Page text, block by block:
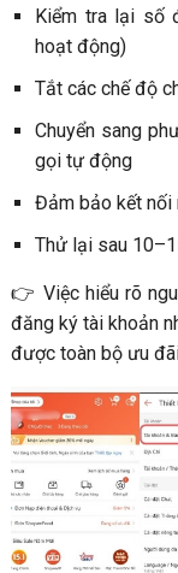
Kiểm tra lại số
hoạt động)
Tắt các chế độ
Chuyển sang
gọi tự động
Đảm bảo kết nối
Thử lại sau
👉 Việc hiểu rõ
đăng ký tài khoản
được toàn bộ ưu